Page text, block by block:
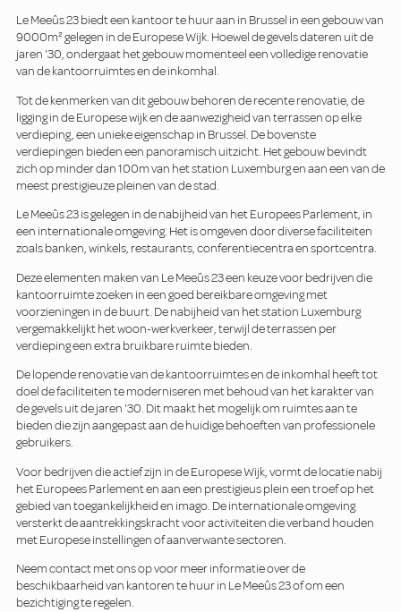
Le Meeûs 23 biedt een kantoor te huur aan in Brussel in een gebouw van
9000m² gelegen in de Europese Wijk. Hoewel de gevels dateren uit de
jaren '30, ondergaat het gebouw momenteel een volledige renovatie
van de kantoorruimtes en de inkomhal.
Tot de kenmerken van dit gebouw behoren de recente renovatie, de
ligging in de Europese wijk en de aanwezigheid van terrassen op elke
verdieping, een unieke eigenschap in Brussel. De bovenste
verdiepingen bieden een panoramisch uitzicht. Het gebouw bevindt
zich op minder dan 100m van het station Luxemburg en aan een van de
meest prestigieuze pleinen van de stad.
Le Meeûs 23 is gelegen in de nabijheid van het Europees Parlement, in
een internationale omgeving. Het is omgeven door diverse faciliteiten
zoals banken, winkels, restaurants, conferentiecentra en sportcentra.
Deze elementen maken van Le Meeûs 23 een keuze voor bedrijven die
kantoorruimte zoeken in een goed bereikbare omgeving met
voorzieningen in de buurt. De nabijheid van het station Luxemburg
vergemakkelijkt het woon-werkverkeer, terwijl de terrassen per
verdieping een extra bruikbare ruimte bieden.
De lopende renovatie van de kantoorruimtes en de inkomhal heeft tot
doel de faciliteiten te moderniseren met behoud van het karakter van
de gevels uit de jaren '30. Dit maakt het mogelijk om ruimtes aan te
bieden die zijn aangepast aan de huidige behoeften van professionele
gebruikers.
Voor bedrijven die actief zijn in de Europese Wijk, vormt de locatie nabij
het Europees Parlement en aan een prestigieus plein een troef op het
gebied van toegankelijkheid en imago. De internationale omgeving
versterkt de aantrekkingskracht voor activiteiten die verband houden
met Europese instellingen of aanverwante sectoren.
Neem contact met ons op voor meer informatie over de
beschikbaarheid van kantoren te huur in Le Meeûs 23 of om een
bezichtiging te regelen.